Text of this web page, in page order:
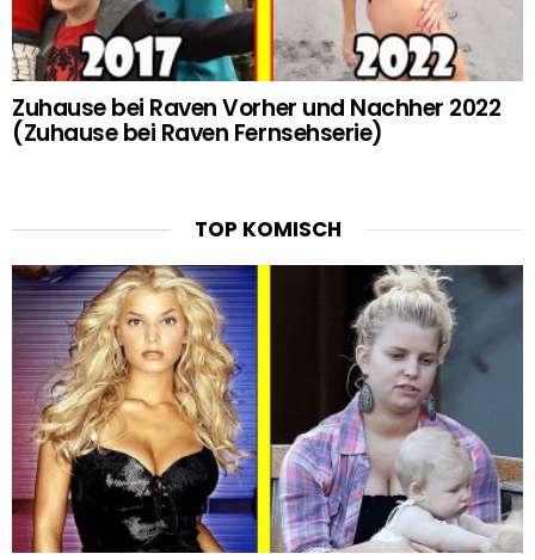
Zuhause bei Raven Vorher und Nachher 2022
(Zuhause bei Raven Fernsehserie)
TOP KOMISCH